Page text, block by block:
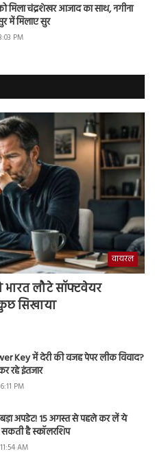
चंद्रशेखर आजाद का साथ, नगीना
में मिलाए सुर
PM
वायरल
भारत लौटे सॉफ्टवेयर
सिखाया
Key में देरी की वजह पेपर लीक विवाद?
रहे इंतजार
PM
बड़ा अपडेट! 15 अगस्त से पहले कर लें ये
है स्कॉलरशिप
AM